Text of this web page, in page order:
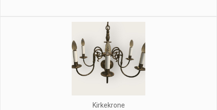
Kirkekrone